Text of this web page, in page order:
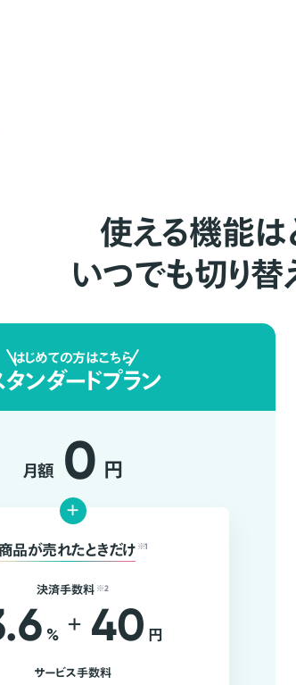
使える機能は
いつでも切り替
はじめての方はこちら
ンダードプラン
月額 0 円
+
商品が売れたときだけ ※1
決済手数料 ※2
% + 40 円
サービス手数料